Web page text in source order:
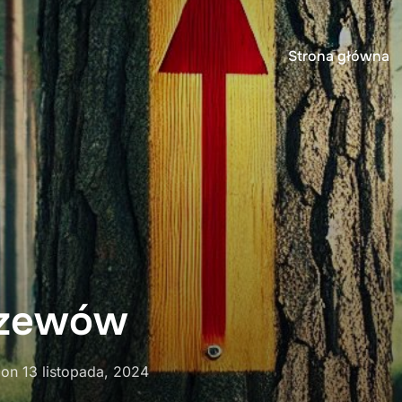
Strona główna
on Posted
on
13 listopada, 2024